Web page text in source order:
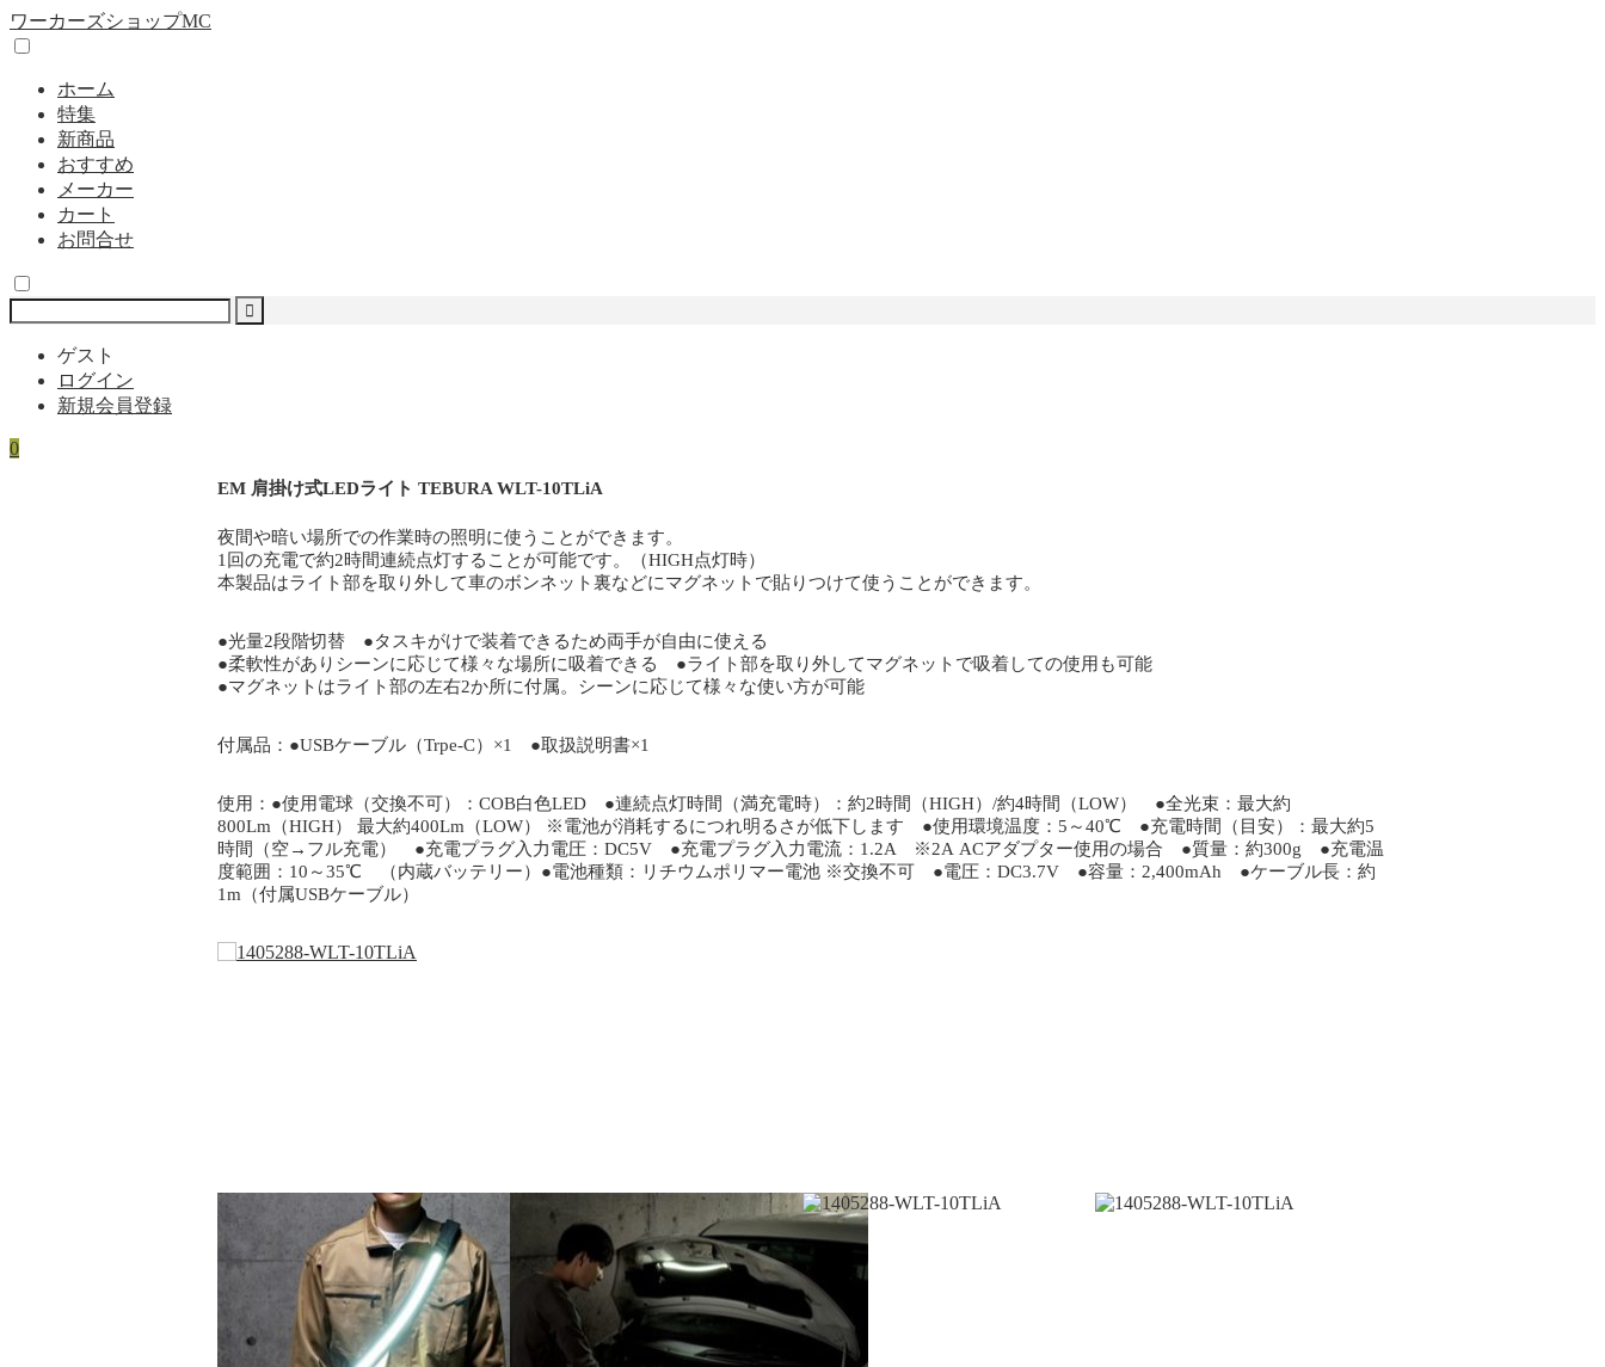
ワーカーズショップMC
ホーム
特集
新商品
おすすめ
メーカー
カート
お問合せ
ゲスト
ログイン
新規会員登録
0
EM 肩掛け式LEDライト TEBURA WLT-10TLiA
夜間や暗い場所での作業時の照明に使うことができます。
1回の充電で約2時間連続点灯することが可能です。（HIGH点灯時）
本製品はライト部を取り外して車のボンネット裏などにマグネットで貼りつけて使うことができます。
●光量2段階切替 ●タスキがけで装着できるため両手が自由に使える
●柔軟性がありシーンに応じて様々な場所に吸着できる ●ライト部を取り外してマグネットで吸着しての使用も可能
●マグネットはライト部の左右2か所に付属。シーンに応じて様々な使い方が可能
付属品：●USBケーブル（Trpe-C）×1 ●取扱説明書×1
使用：●使用電球（交換不可）：COB白色LED ●連続点灯時間（満充電時）：約2時間（HIGH）/約4時間（LOW） ●全光束：最大約
800Lm（HIGH） 最大約400Lm（LOW） ※電池が消耗するにつれ明るさが低下します ●使用環境温度：5～40℃ ●充電時間（目安）：最大約5
時間（空→フル充電） ●充電プラグ入力電圧：DC5V ●充電プラグ入力電流：1.2A ※2A ACアダプター使用の場合 ●質量：約300g ●充電温
度範囲：10～35℃ （内蔵バッテリー）●電池種類：リチウムポリマー電池 ※交換不可 ●電圧：DC3.7V ●容量：2,400mAh ●ケーブル長：約
1m（付属USBケーブル）